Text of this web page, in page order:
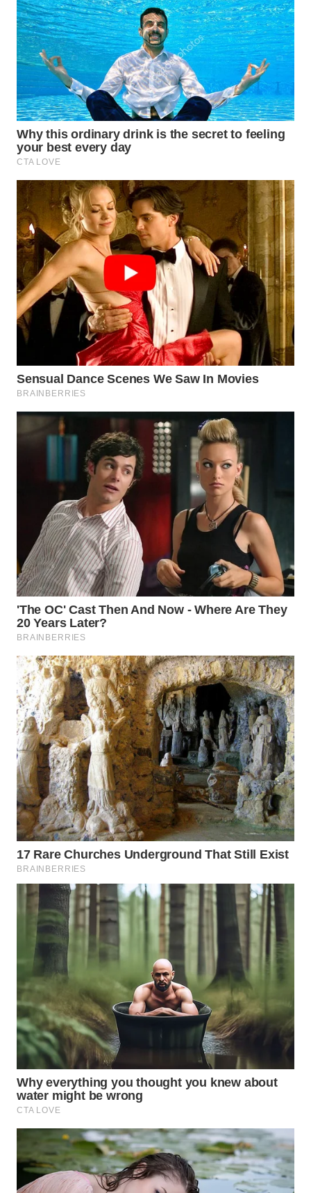
INDRAMAYU
WN
KUNINGAN
WN
MAJALENGKA
WN
SUBANG
WN
SUKABUMI
WN
PURWAKARTA
WN
PRIANGAN
TIMUR
SEMARANG
SOLO
BOROBUDUR
WN
MADURA
WN
SURABAYA
WN
NATUNA
WN
BINTAN
WN
MANDALIKA
WN
LIKUPANG
WN
LABUANBAJO
WN
BORNEO
Wahana
Group
WAHANA
NEWS
WAHANA
TANI
WAHANA
ADVOKAT
WAHANA
INFRASTRUKTUR